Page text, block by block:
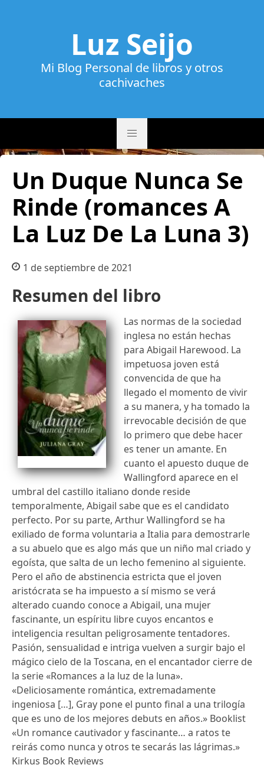
Luz Seijo
Mi Blog Personal de libros y otros
cachivaches
Un Duque Nunca Se
Rinde (romances A
La Luz De La Luna 3)
1 de septiembre de 2021
Resumen del libro
Las normas de la sociedad
inglesa no están hechas
para Abigail Harewood. La
impetuosa joven está
convencida de que ha
llegado el momento de vivir
a su manera, y ha tomado la
irrevocable decisión de que
lo primero que debe hacer
es tener un amante. En
cuanto el apuesto duque de
Wallingford aparece en el
umbral del castillo italiano donde reside
temporalmente, Abigail sabe que es el candidato
perfecto. Por su parte, Arthur Wallingford se ha
exiliado de forma voluntaria a Italia para demostrarle
a su abuelo que es algo más que un niño mal criado y
egoísta, que salta de un lecho femenino al siguiente.
Pero el año de abstinencia estricta que el joven
aristócrata se ha impuesto a sí mismo se verá
alterado cuando conoce a Abigail, una mujer
fascinante, un espíritu libre cuyos encantos e
inteligencia resultan peligrosamente tentadores.
Pasión, sensualidad e intriga vuelven a surgir bajo el
mágico cielo de la Toscana, en el encantador cierre de
la serie «Romances a la luz de la luna».
«Deliciosamente romántica, extremadamente
ingeniosa […], Gray pone el punto final a una trilogía
que es uno de los mejores debuts en años.» Booklist
«Un romance cautivador y fascinante… a ratos te
reirás como nunca y otros te secarás las lágrimas.»
Kirkus Book Reviews